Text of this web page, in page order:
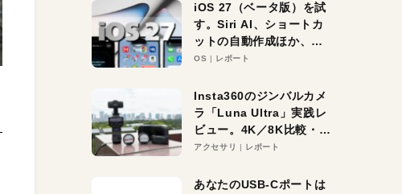
iOS 27（ベータ版）を試
す。Siri AI、ショートカ
ットの自動作成ほか、期
待大の便利機能5選。
る未来はすぐそこ！
OS レポート
Insta360のジンバルカメ
ラ「Luna Ultra」実践レ
ビュー。4K／8K比較・ズ
ーム・夜間撮影をチェッ
アクセサリ レポート
あなたのUSB-Cポートは